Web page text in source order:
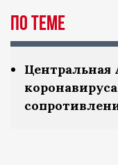
По теме
Центральная